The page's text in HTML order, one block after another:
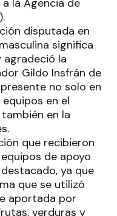
la Agencia de
disputada en
significa
agradeció la
Gildo Insfrán de
no solo en
en el
en la
que recibieron
de apoyo
ya que
que se utilizó
aportada por
verduras y